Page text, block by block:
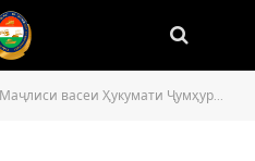
Маҷлиси васеи Ҳукумати Ҷумҳурии Тоҷикистон